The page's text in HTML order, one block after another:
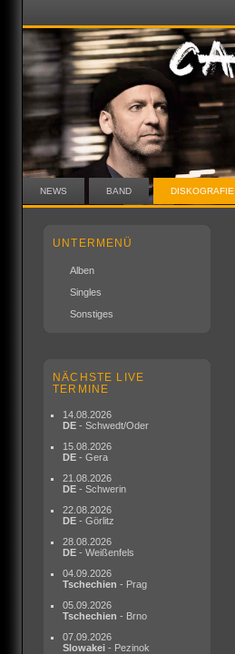
NEWS BAND DISKOGRAFIE
UNTERMENÜ
Alben
Singles
Sonstiges
NÄCHSTE LIVE
TERMINE
14.08.2026
DE - Schwedt/Oder
15.08.2026
DE - Gera
21.08.2026
DE - Schwerin
22.08.2026
DE - Görlitz
28.08.2026
DE - Weißenfels
04.09.2026
Tschechien - Prag
05.09.2026
Tschechien - Brno
07.09.2026
Slowakei - Pezinok